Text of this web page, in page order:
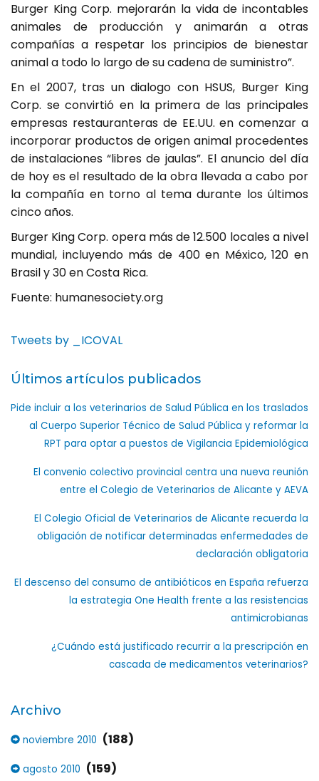
Burger King Corp. mejorarán la vida de incontables
animales de producción y animarán a otras
compañías a respetar los principios de bienestar
animal a todo lo largo de su cadena de suministro”.
En el 2007, tras un dialogo con HSUS, Burger King
Corp. se convirtió en la primera de las principales
empresas restauranteras de EE.UU. en comenzar a
incorporar productos de origen animal procedentes
de instalaciones “libres de jaulas”. El anuncio del día
de hoy es el resultado de la obra llevada a cabo por
la compañía en torno al tema durante los últimos
cinco años.
Burger King Corp. opera más de 12.500 locales a nivel
mundial, incluyendo más de 400 en México, 120 en
Brasil y 30 en Costa Rica.
Fuente: humanesociety.org
Tweets by _ICOVAL
Últimos artículos publicados
Pide incluir a los veterinarios de Salud Pública en los traslados
al Cuerpo Superior Técnico de Salud Pública y reformar la
RPT para optar a puestos de Vigilancia Epidemiológica
El convenio colectivo provincial centra una nueva reunión
entre el Colegio de Veterinarios de Alicante y AEVA
El Colegio Oficial de Veterinarios de Alicante recuerda la
obligación de notificar determinadas enfermedades de
declaración obligatoria
El descenso del consumo de antibióticos en España refuerza
la estrategia One Health frente a las resistencias
antimicrobianas
¿Cuándo está justificado recurrir a la prescripción en
cascada de medicamentos veterinarios?
Archivo
noviembre 2010 (188)
agosto 2010 (159)